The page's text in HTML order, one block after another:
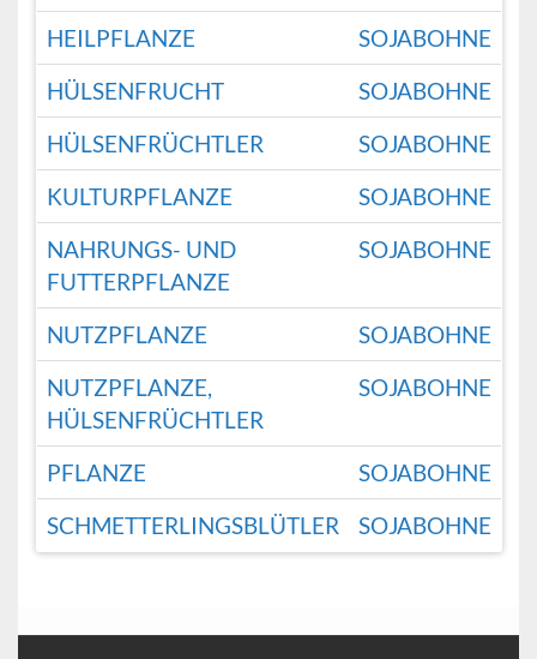
HEILPFLANZE
SOJABOHNE
HÜLSENFRUCHT
SOJABOHNE
HÜLSENFRÜCHTLER
SOJABOHNE
KULTURPFLANZE
SOJABOHNE
NAHRUNGS- UND
FUTTERPFLANZE
SOJABOHNE
NUTZPFLANZE
SOJABOHNE
NUTZPFLANZE,
HÜLSENFRÜCHTLER
SOJABOHNE
PFLANZE
SOJABOHNE
SCHMETTERLINGSBLÜTLER
SOJABOHNE